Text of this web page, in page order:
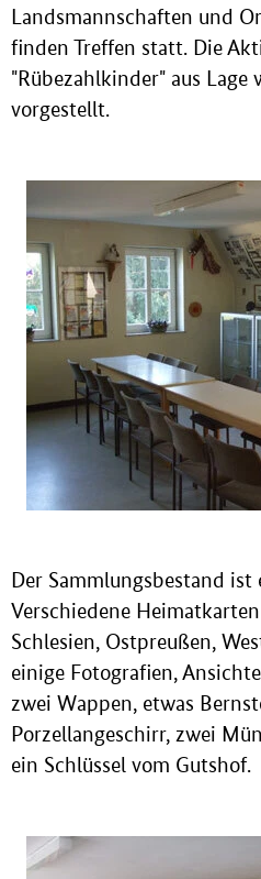
Landsmannschaften und
finden Treffen statt. Die
"Rübezahlkinder" aus Lage
vorgestellt.
Der Sammlungsbestand ist
Verschiedene
Schlesien, Ostpreußen,
einige Fotografien,
zwei Wappen, etwas
Porzellangeschirr, zwei
ein Schlüssel vom Gutshof.